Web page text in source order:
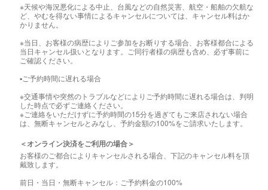
※天候や海況悪化による中止、台風などの自然災害、航空・船舶の欠航な
ど、やむを得ない事情によるキャンセルについては、キャンセル料はか
かりません。
※当日、お客様の病歴によりご参加をお断りする場合、お客様都合による
当日キャンセル扱いとなります。ご同行者様の病歴も含め、必ず事前に
ご確認ください。
▪️ご予約時間に遅れる場合
※交通事情や突然のトラブルなどによりご予約時間に遅れる場合は、判明
した時点で必ずご連絡ください。
※ご連絡をいただけずに予約時間の15分を過ぎてもご来店されない場合
は、無断キャンセルとみなし、予約金額の100%をご請求いたします。
＜オンライン決済をご利用の場合＞
お客様のご都合によりキャンセルされる場合、下記のキャンセル料を頂
戴致します。
前日・当日・無断キャンセル：ご予約料金の100%